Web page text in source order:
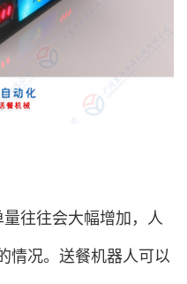
往往会大幅增加，人
情况。送餐机器人可以